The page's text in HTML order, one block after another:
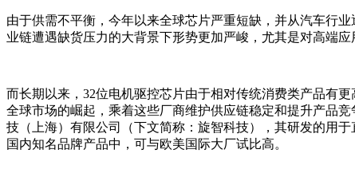
由于供需不平衡，今年以来全球芯片严重短缺，并从汽车行
业链遭遇缺货压力的大背景下形势更加严峻，尤其是对高端应
而长期以来，32位电机驱控芯片由于相对传统消费类产品有
全球市场的崛起，乘着这些厂商维护供应链稳定和提升产品
技（上海）有限公司（下文简称：旋智科技），其研发的用
国内知名品牌产品中，可与欧美国际大厂试比高。